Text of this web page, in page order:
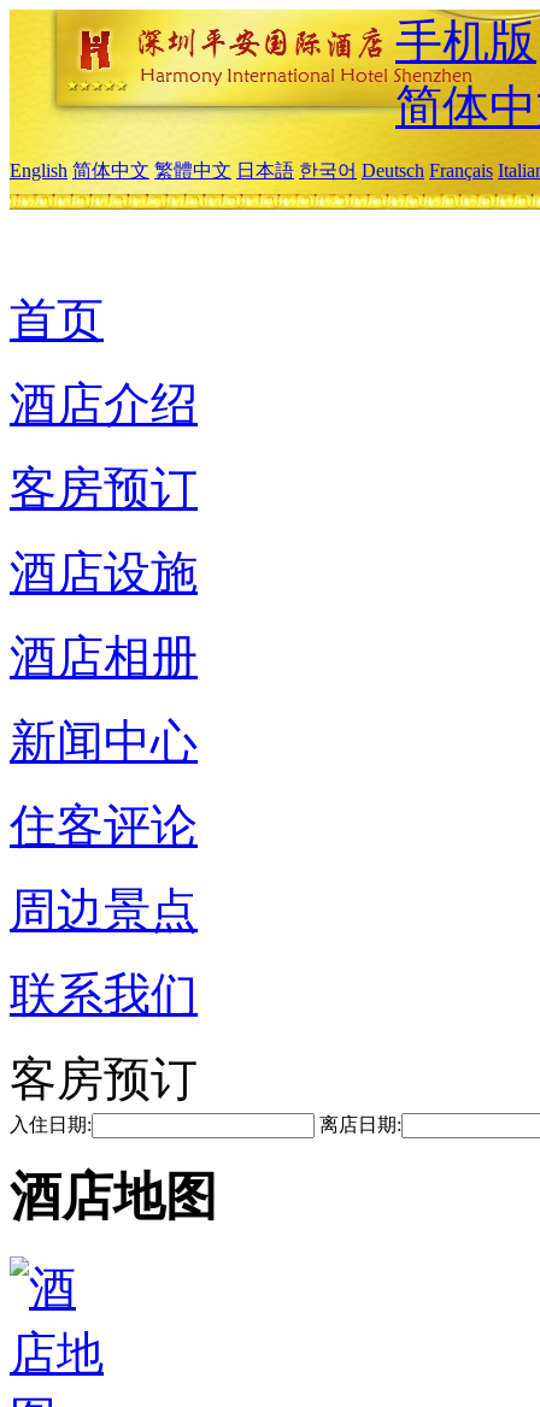
手机版
简体
English 简体中文 繁體中文 日本語 한국어 Deutsch Français
首页
酒店介绍
客房预订
酒店设施
酒店相册
新闻中心
住客评论
周边景点
联系我们
客房预订
入住日期: 离店日期:
酒店地图